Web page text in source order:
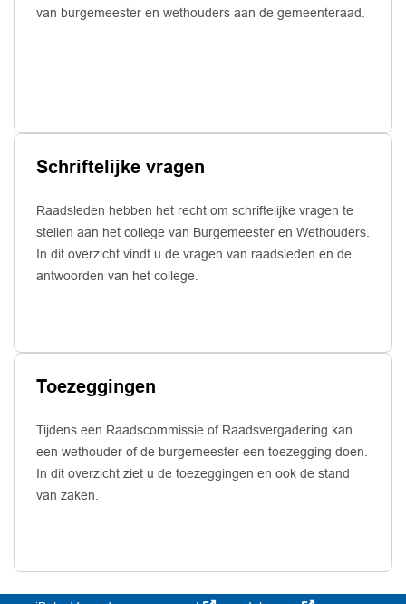
van burgemeester en wethouders aan de gemeenteraad.
Schriftelijke vragen
Raadsleden hebben het recht om schriftelijke vragen te
stellen aan het college van Burgemeester en Wethouders.
In dit overzicht vindt u de vragen van raadsleden en de
antwoorden van het college.
Toezeggingen
Tijdens een Raadscommissie of Raadsvergadering kan
een wethouder of de burgemeester een toezegging doen.
In dit overzicht ziet u de toezeggingen en ook de stand
van zaken.